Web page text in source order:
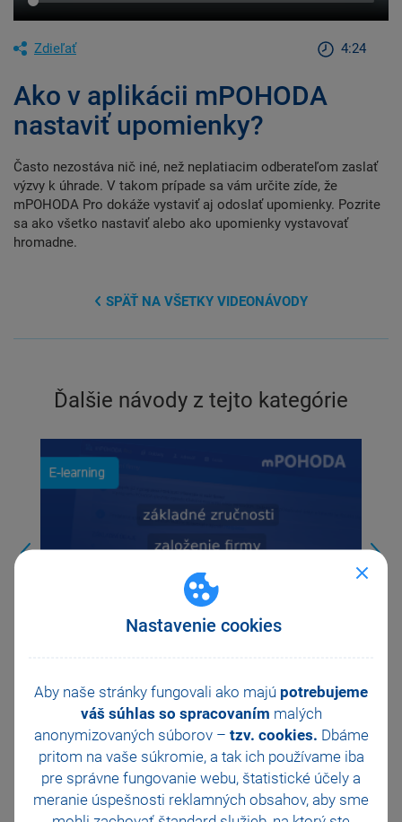
Nastavenie cookies
Aby naše stránky fungovali ako majú potrebujeme
váš súhlas so spracovaním malých
anonymizovaných súborov – tzv. cookies. Dbáme
pritom na vaše súkromie, a tak ich používame iba
pre správne fungovanie webu, štatistické účely a
meranie úspešnosti reklamných obsahov, aby sme
Zdieľať 4:24
Ako v aplikácii mPOHODA
nastaviť upomienky?
Často nezostáva nič iné, než neplatiacim odberateľom zaslať
výzvy k úhrade. V takom prípade sa vám určite zíde, že
mPOHODA Pro dokáže vystaviť aj odoslať upomienky. Pozrite
sa ako všetko nastaviť alebo ako upomienky vystavovať
hromadne.
SPÄŤ NA VŠETKY VIDEONÁVODY
Ďalšie návody z tejto kategórie
E-learning mPOHODA – 1. Registrácia, prihlásenie a
založenie firmy
VŠETKY VIDEONÁVODY